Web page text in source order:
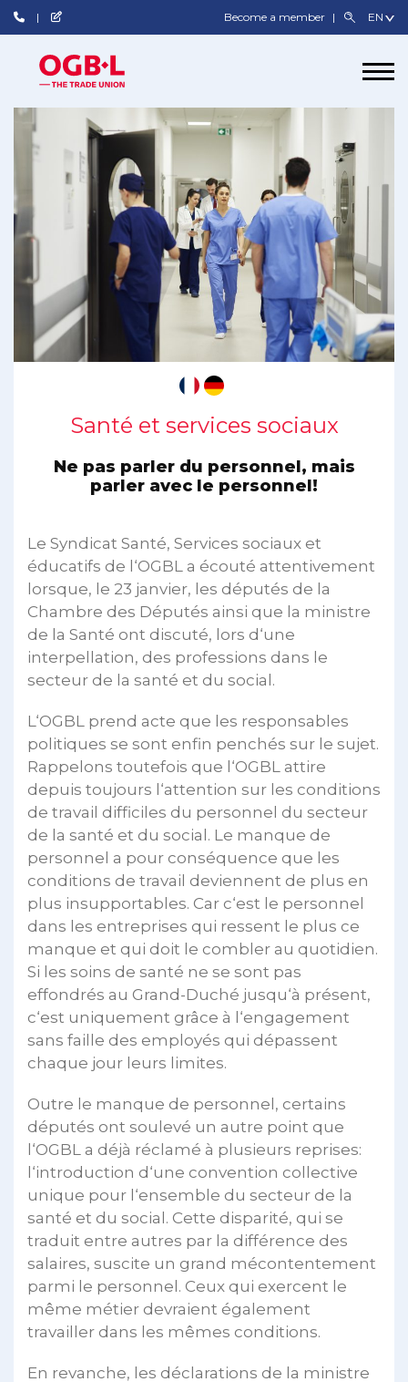
Become a member
Santé et services sociaux
Ne pas parler du personnel, mais
parler avec le personnel!
Le Syndicat Santé, Services sociaux et
éducatifs de l‘OGBL a écouté attentivement
lorsque, le 23 janvier, les députés de la
Chambre des Députés ainsi que la ministre
de la Santé ont discuté, lors d‘une
interpellation, des professions dans le
secteur de la santé et du social.
L‘OGBL prend acte que les responsables
politiques se sont enfin penchés sur le sujet.
Rappelons toutefois que l‘OGBL attire
depuis toujours l‘attention sur les conditions
de travail difficiles du personnel du secteur
de la santé et du social. Le manque de
personnel a pour conséquence que les
conditions de travail deviennent de plus en
plus insupportables. Car c‘est le personnel
dans les entreprises qui ressent le plus ce
manque et qui doit le combler au quotidien.
Si les soins de santé ne se sont pas
effondrés au Grand-Duché jusqu‘à présent,
c‘est uniquement grâce à l‘engagement
sans faille des employés qui dépassent
chaque jour leurs limites.
Outre le manque de personnel, certains
députés ont soulevé un autre point que
l‘OGBL a déjà réclamé à plusieurs reprises:
l‘introduction d‘une convention collective
unique pour l‘ensemble du secteur de la
santé et du social. Cette disparité, qui se
traduit entre autres par la différence des
salaires, suscite un grand mécontentement
parmi le personnel. Ceux qui exercent le
même métier devraient également
travailler dans les mêmes conditions.
En revanche, les déclarations de la ministre